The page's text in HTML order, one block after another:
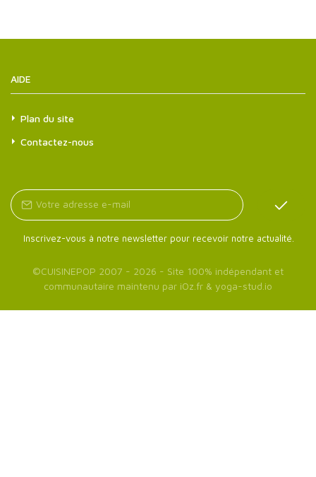
AIDE
Plan du site
Contactez-nous
Inscrivez-vous à notre newsletter pour recevoir notre actualité.
©CUISINEPOP 2007 - 2026 - Site 100% indépendant et
communautaire maintenu par iOz.fr & yoga-stud.io